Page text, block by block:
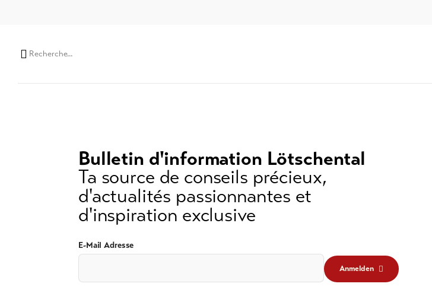
Chaine
Bulletin d'information Lötschental
Ta source de conseils précieux,
d'actualités passionnantes et
d'inspiration exclusive
E-Mail Adresse
Anmelden